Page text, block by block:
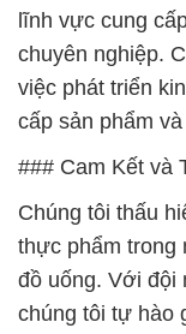
lĩnh vực cung
chuyên nghiệp.
việc phát triển
cấp sản phẩm
### Cam Kết và
Chúng tôi thấu
thực phẩm trong
đồ uống. Với đội
chúng tôi tự hào